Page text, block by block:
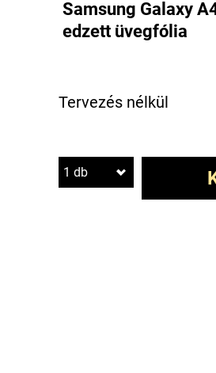
Samsung Galaxy
edzett üvegfólia
Tervezés nélkül
1 db